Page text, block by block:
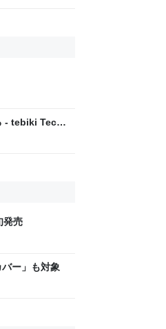
- tebiki Tech
発売
ー」も対象